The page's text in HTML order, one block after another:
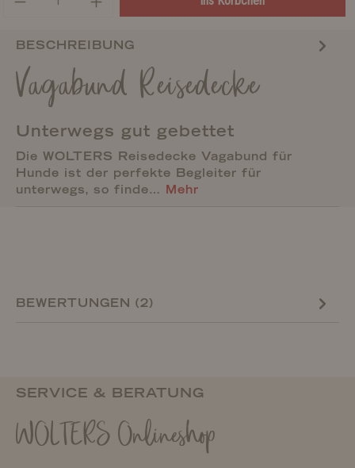
BESCHREIBUNG
Vagabund Reisedecke
Unterwegs gut gebettet
Die WOLTERS Reisedecke Vagabund für
Hunde ist der perfekte Begleiter für
unterwegs, so finde… Mehr
BEWERTUNGEN (2)
SERVICE & BERATUNG
WOLTERS Onlineshop